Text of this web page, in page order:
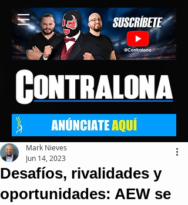
Desafíos, rivalidades y
oportunidades: AEW se
Mark Nieves
Jun 14, 2023